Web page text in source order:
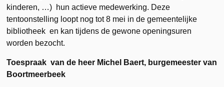
kinderen, …) hun actieve medewerking. Deze
tentoonstelling loopt nog tot 8 mei in de gemeentelijke
bibliotheek en kan tijdens de gewone openingsuren
worden bezocht.
Toespraak van de heer Michel Baert, burgemeester van
Boortmeerbeek